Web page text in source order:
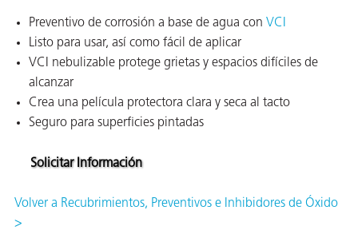
Preventivo de corrosión a base de agua con VCI
Listo para usar, así como fácil de aplicar
VCI nebulizable protege grietas y espacios difíciles de
alcanzar
Crea una película protectora clara y seca al tacto
Seguro para superficies pintadas
Solicitar Información
Volver a Recubrimientos, Preventivos e Inhibidores de Óxido
>